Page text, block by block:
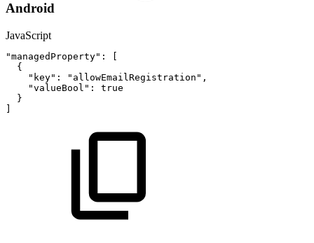
Android
JavaScript
"managedProperty" :
{
"key" : "allowEmailRegistration" ,
"valueBool" :
true
}